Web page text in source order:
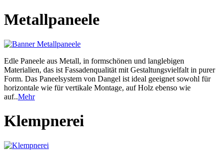
Metallpaneele
Edle Paneele aus Metall, in formschönen und langlebigen
Materialien, das ist Fassadenqualität mit Gestaltungsvielfalt in purer
Form. Das Paneelsystem von Dangel ist ideal geeignet sowohl für
horizontale wie für vertikale Montage, auf Holz ebenso wie
auf..Mehr
Klempnerei